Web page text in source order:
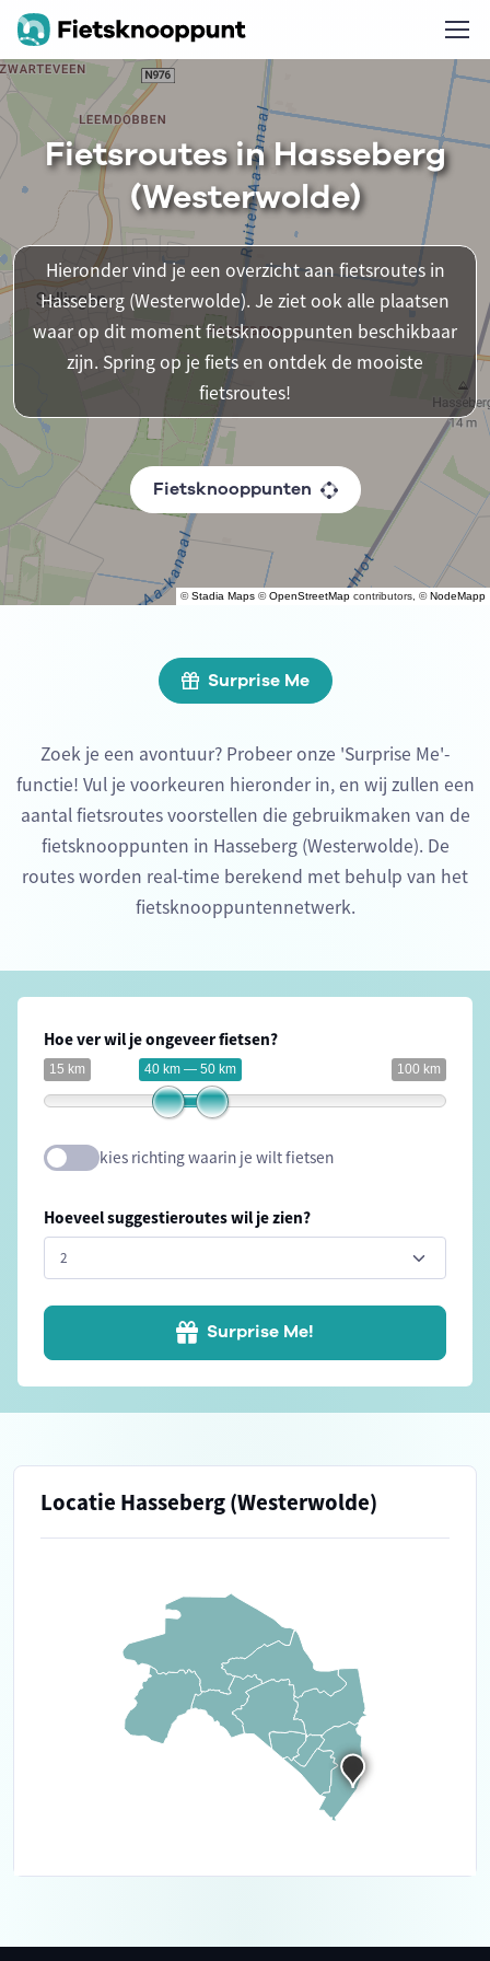
©Stadia Maps ©OpenStreetMap contributors, ©NodeMapp
Fietsroutes in Hasseberg
(Westerwolde)
Hieronder vind je een overzicht aan fietsroutes in
Hasseberg (Westerwolde). Je ziet ook alle plaatsen
waar op dit moment fietsknooppunten beschikbaar
zijn. Spring op je fiets en ontdek de mooiste
fietsroutes!
Fietsknooppunten
Surprise Me
Zoek je een avontuur? Probeer onze 'Surprise Me'-
functie! Vul je voorkeuren hieronder in, en wij zullen een
aantal fietsroutes voorstellen die gebruikmaken van de
fietsknooppunten in Hasseberg (Westerwolde). De
routes worden real-time berekend met behulp van het
fietsknooppuntennetwerk.
Hoe ver wil je ongeveer fietsen?
15 km 100 km
40 km — 50 km
kies richting waarin je wilt fietsen
Hoeveel suggestieroutes wil je zien?
Surprise Me!
Locatie Hasseberg (Westerwolde)